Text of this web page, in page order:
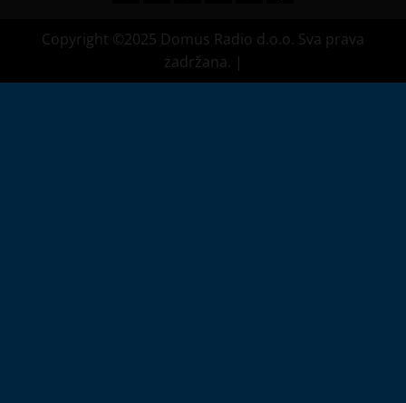
Copyright ©2025 Domus Radio d.o.o. Sva prava
zadržana. |